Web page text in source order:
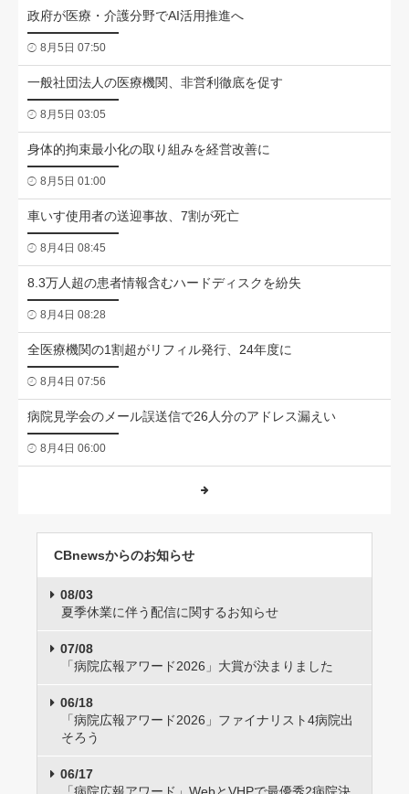
政府が医療・介護分野でAI活用推進へ
8月5日 07:50
一般社団法人の医療機関、非営利徹底を促す
8月5日 03:05
身体的拘束最小化の取り組みを経営改善に
8月5日 01:00
車いす使用者の送迎事故、7割が死亡
8月4日 08:45
8.3万人超の患者情報含むハードディスクを紛失
8月4日 08:28
全医療機関の1割超がリフィル発行、24年度に
8月4日 07:56
病院見学会のメール誤送信で26人分のアドレス漏えい
8月4日 06:00
CBnewsからのお知らせ
08/03
夏季休業に伴う配信に関するお知らせ
07/08
「病院広報アワード2026」大賞が決まりました
06/18
「病院広報アワード2026」ファイナリスト4病院出
そろう
06/17